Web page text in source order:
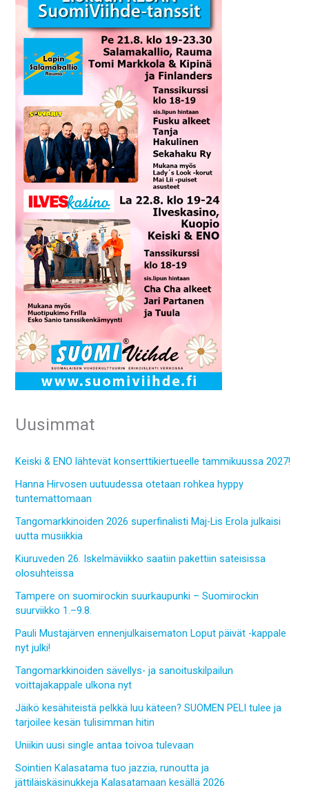
Uusimmat
Keiski & ENO lähtevät konserttikiertueelle tammikuussa 2027!
Hanna Hirvosen uutuudessa otetaan rohkea hyppy
tuntemattomaan
Tangomarkkinoiden 2026 superfinalisti Maj-Lis Erola julkaisi
uutta musiikkia
Kiuruveden 26. Iskelmäviikko saatiin pakettiin sateisissa
olosuhteissa
Tampere on suomirockin suurkaupunki – Suomirockin
suurviikko 1.–9.8.
Pauli Mustajärven ennenjulkaisematon Loput päivät -kappale
nyt julki!
Tangomarkkinoiden sävellys- ja sanoituskilpailun
voittajakappale ulkona nyt
Jäikö kesähiteistä pelkkä luu käteen? SUOMEN PELI tulee ja
tarjoilee kesän tulisimman hitin
Uniikin uusi single antaa toivoa tulevaan
Sointien Kalasatama tuo jazzia, runoutta ja
jättiläiskäsinukkeja Kalasatamaan kesällä 2026